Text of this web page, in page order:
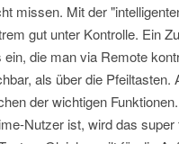
missen. Mit der
gut unter Kontrolle. Ein
die man via Remote
als über die
der wichtigen
Nutzer ist, wird das